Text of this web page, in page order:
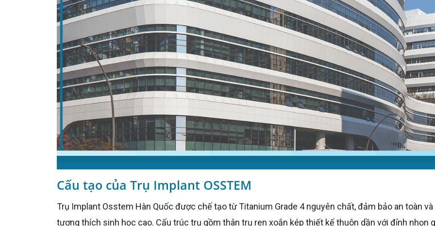
Cấu tạo của Trụ Implant OSSTEM
Trụ Implant Osstem Hàn Quốc được chế tạo từ Titanium Grade 4 nguyên chất, đảm bảo an toàn và
tương thích sinh học cao. Cấu trúc trụ gồm thân trụ ren xoắn kép thiết kế thuôn dần với đỉnh nhọn